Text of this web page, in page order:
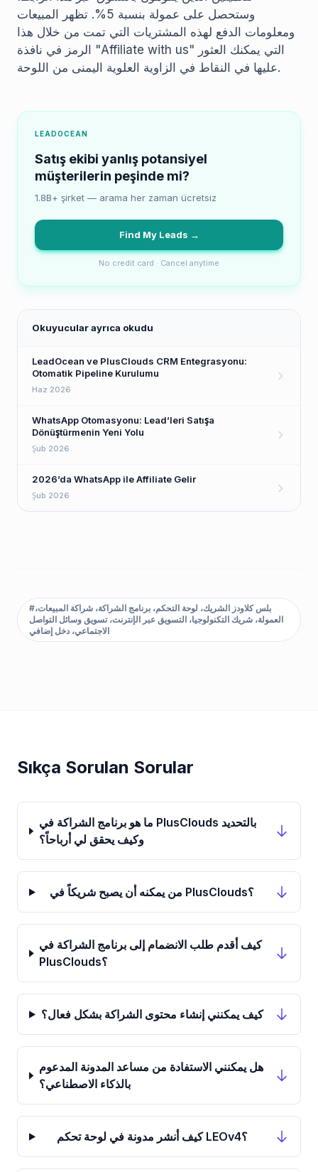
وستحصل على عمولة بنسبة 5%. تظهر المبيعات
ومعلومات الدفع لهذه المشتريات التي تمت من خلال هذا
الرمز في نافذة "Affiliate with us" التي يمكنك العثور
عليها في النقاط في الزاوية العلوية اليمنى من اللوحة.
LEADOCEAN
Satış ekibi yanlış potansiyel
müşterilerin peşinde mi?
1.8B+ şirket — arama her zaman ücretsiz
Find My Leads →
No credit card · Cancel anytime
Okuyucular ayrıca okudu
LeadOcean ve PlusClouds CRM Entegrasyonu:
Otomatik Pipeline Kurulumu
Haz 2026
WhatsApp Otomasyonu: Lead’leri Satışa
Dönüştürmenin Yeni Yolu
Şub 2026
2026’da WhatsApp ile Affiliate Gelir
Şub 2026
#بلس كلاودز الشريك، لوحة التحكم، برنامج الشراكة، شراكة المبيعات،
العمولة، شريك التكنولوجيا، التسويق عبر الإنترنت، تسويق وسائل التواصل
الاجتماعي، دخل إضافي
Sıkça Sorulan Sorular
ما هو برنامج الشراكة في PlusClouds بالتحديد
وكيف يحقق لي أرباحاً؟
من يمكنه أن يصبح شريكاً في PlusClouds؟
كيف أقدم طلب الانضمام إلى برنامج الشراكة في
PlusClouds؟
كيف يمكنني إنشاء محتوى الشراكة بشكل فعال؟
هل يمكنني الاستفادة من مساعد المدونة المدعوم
بالذكاء الاصطناعي؟
كيف أنشر مدونة في لوحة تحكم LEOv4؟